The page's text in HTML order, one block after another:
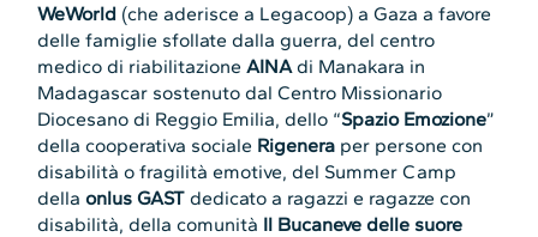
WeWorld (che aderisce a Legacoop) a Gaza a favore
delle famiglie sfollate dalla guerra, del centro
medico di riabilitazioneAINAdi Manakara in
Madagascar sostenuto dal Centro Missionario
Diocesano di Reggio Emilia, dello “Spazio Emozione”
della cooperativa sociale Rigenera per persone con
disabilità o fragilità emotive, del Summer Camp
dellaonlus GAST dedicato a ragazzi e ragazze con
disabilità, della comunità Il Bucaneve delle suore